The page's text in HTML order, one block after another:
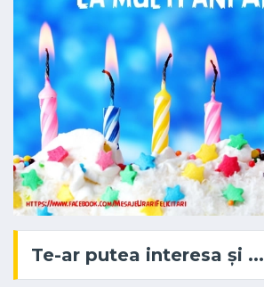
Te-ar putea interesa și ...